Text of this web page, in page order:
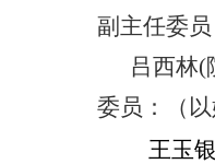
副主任委
吕西林(
委员：（
王玉